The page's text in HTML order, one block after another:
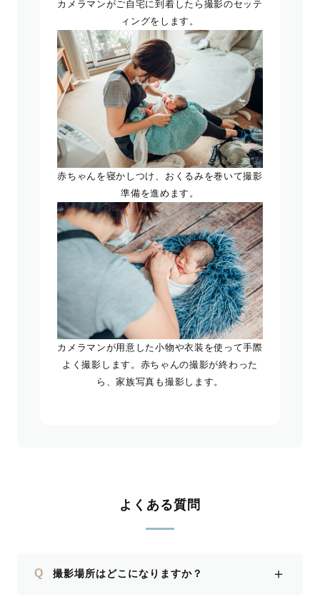
カメラマンがご自宅に到着したら撮影のセッテ
ィングをします。
赤ちゃんを寝かしつけ、おくるみを巻いて撮影
準備を進めます。
カメラマンが用意した小物や衣装を使って手際
よく撮影します。赤ちゃんの撮影が終わった
ら、家族写真も撮影します。
よくある質問
Q 撮影場所はどこになりますか？ ＋